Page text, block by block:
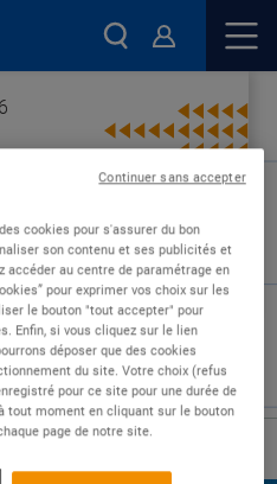
cookies pour s'assurer du bon
son contenu et ses publicités et
accéder au centre de paramétrage en
pour exprimer vos choix sur les
le bouton "tout accepter" pour
Enfin, si vous cliquez sur le lien
déposer que des cookies
du site. Votre choix (refus
pour ce site pour une durée de
tout moment en cliquant sur le bouton
page de notre site.
Continuer sans accepter